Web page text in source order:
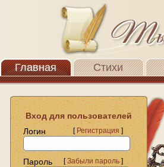
Главная Стихи
Вход для пользователей
Логин
[Регистрация]
Пароль [Забыли пароль]